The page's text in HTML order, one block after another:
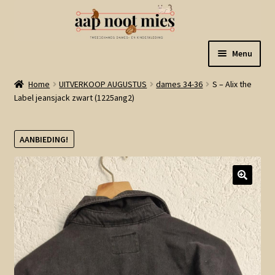
naar
navigatie
de
inhoud
Menu
Welkom
Winkel
Mijn account
Winkelmand
Linkjes
Home UITVERKOOP AUGUSTUS dames 34-36
S – Alix the
Label jeansjack zwart (1225ang2)
AANBIEDING!